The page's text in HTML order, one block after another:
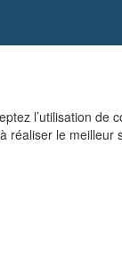
l’utilisation
réaliser le meilleur